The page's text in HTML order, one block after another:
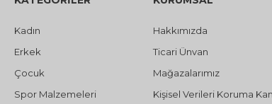
Kadın
Erkek
Çocuk
Spor Malzemeleri
Hakkımızda
Ticari Ünvan
Mağazalarımız
Kişisel Verileri Koruma